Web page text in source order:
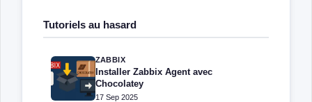
Tutoriels au hasard
ZABBIX
Installer Zabbix Agent avec
Chocolatey
17 Sep 2025